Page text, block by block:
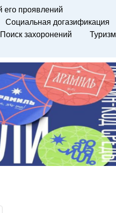
его проявлений
Социальная догазификация
Поиск захоронений
Туризм